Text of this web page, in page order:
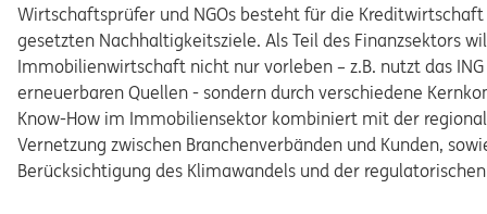
Wirtschaftsprüfer und NGOs besteht für die
gesetzten Nachhaltigkeitsziele. Als Teil des Finanzsektors
Immobilienwirtschaft nicht nur vorleben – z.B. nutzt das
erneuerbaren Quellen - sondern durch verschiedene
Know-How im Immobiliensektor kombiniert mit der
Vernetzung zwischen Branchenverbänden und Kunden,
Berücksichtigung des Klimawandels und der